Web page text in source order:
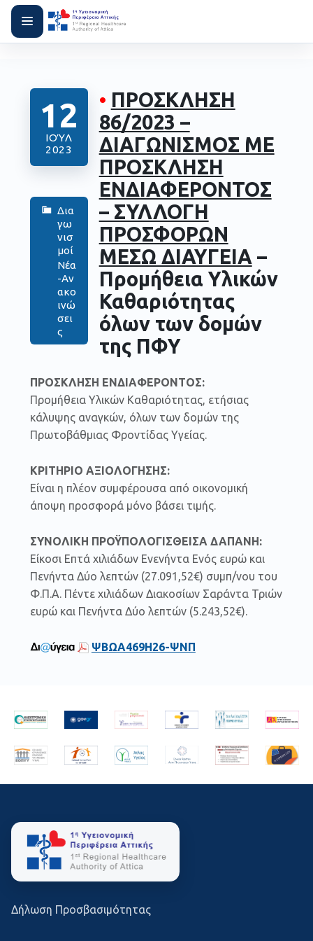
12
ΙΟΎΛ
2023
Δια
γω
νισ
μοί
Νέα
-Αν
ακο
ινώ
σει
ς
• ΠΡΟΣΚΛΗΣΗ
86/2023 –
ΔΙΑΓΩΝΙΣΜΟΣ ΜΕ
ΠΡΟΣΚΛΗΣΗ
ΕΝΔΙΑΦΕΡΟΝΤΟΣ
– ΣΥΛΛΟΓΗ
ΠΡΟΣΦΟΡΩΝ
ΜΕΣΩ ΔΙΑΥΓΕΙΑ –
Προμήθεια Υλικών
Καθαριότητας
όλων των δομών
της ΠΦΥ
ΠΡΟΣΚΛΗΣΗ ΕΝΔΙΑΦΕΡΟΝΤΟΣ:
Προμήθεια Υλικών Καθαριότητας, ετήσιας
κάλυψης αναγκών, όλων των δομών της
Πρωτοβάθμιας Φροντίδας Υγείας.
ΚΡΙΤΗΡΙΟ ΑΞΙΟΛΟΓΗΣΗΣ:
Είναι η πλέον συμφέρουσα από οικονομική
άποψη προσφορά μόνο βάσει τιμής.
ΣΥΝΟΛΙΚΗ ΠΡΟΫΠΟΛΟΓΙΣΘΕΙΣΑ ΔΑΠΑΝΗ:
Είκοσι Επτά χιλιάδων Ενενήντα Ενός ευρώ και
Πενήντα Δύο λεπτών (27.091,52€) συμπ/νου του
Φ.Π.Α. Πέντε χιλιάδων Διακοσίων Σαράντα Τριών
ευρώ και Πενήντα Δύο λεπτών (5.243,52€).
ΨΒΩΑ469Η26-ΨΝΠ
Δήλωση Προσβασιμότητας